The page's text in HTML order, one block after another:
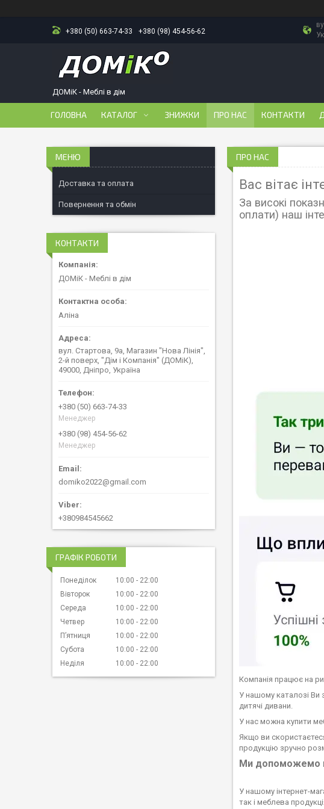
+380 (50) 663-74-33 +380 (98) 454-56-62
ДОМіК - Меблі в дім
ГОЛОВНА КАТАЛОГ ЗНИЖКИ ПРО НАС КОНТАКТИ
ПРО НАС
Вас вітає
За високі
оплати) наш
Компанія працює на
У нашому каталозі Ви
дитячі дивани.
У нас можна купити
Якщо ви
продукцію зручно
Ми допоможемо
У нашому інтернет-
так і меблева
Доставка та оплата
Повернення та обмін
КОНТАКТИ
ДОМіК - Меблі в дім
Аліна
вул. Стартова, 9а, Магазин "Нова Лінія",
2-й поверх, "Дім і Компанія" (ДОМіК),
49000, Дніпро, Україна
+380 (50) 663-74-33
Менеджер
+380 (98) 454-56-62
Менеджер
domiko2022@gmail.com
+380984545662
ГРАФІК РОБОТИ
Понеділок 10:00
22:00
Вівторок
10:00
22:00
Середа
10:00
22:00
Четвер
10:00
22:00
Пʼятниця
10:00
22:00
Субота
10:00
22:00
Неділя
10:00 22:00